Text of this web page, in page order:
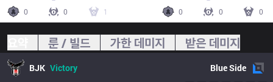
0
0 1
0
0 0
룬 / 빌드 가한 데미지 받은 데미지
BJK Victory BlueSide